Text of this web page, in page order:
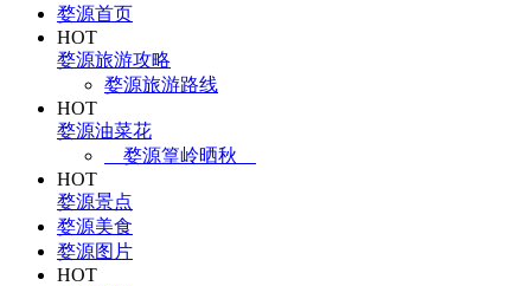
婺源首页
HOT
婺源旅游攻略
婺源旅游路线
HOT
婺源油菜花
婺源篁岭晒秋
HOT
婺源景点
婺源美食
婺源图片
HOT